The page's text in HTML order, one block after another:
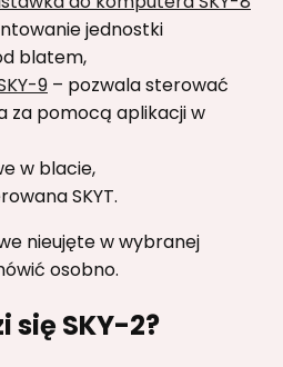
jednostki
blatem,
9 – pozwala sterować
za pomocą aplikacji w
w blacie,
SKYT.
nieujęte w wybranej
osobno.
się SKY-2?